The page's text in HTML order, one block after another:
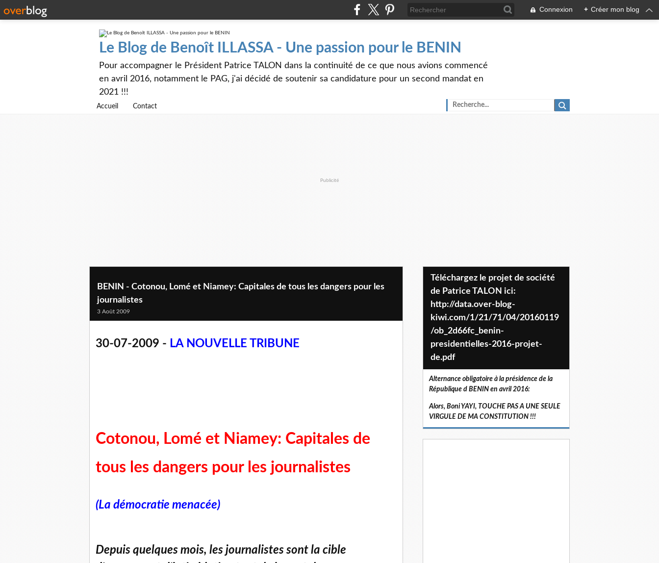
Connexion + Créer mon blog
Le Blog de Benoît ILLASSA - Une passion pour le BENIN
Pour accompagner le Président Patrice TALON dans la continuité de ce que nous avions commencé
en avril 2016, notamment le PAG, j'ai décidé de soutenir sa candidature pour un second mandat en
2021 !!!
Accueil Contact
Publicité
BENIN - Cotonou, Lomé et Niamey: Capitales de tous les dangers pour les
journalistes
3 Août 2009
30-07-2009 - LA NOUVELLE TRIBUNE
Cotonou, Lomé et Niamey: Capitales de
tous les dangers pour les journalistes
(La démocratie menacée)
Depuis quelques mois, les journalistes sont la cible
Téléchargez le projet de société
de Patrice TALON ici:
http://data.over-blog-
kiwi.com/1/21/71/04/20160119
/ob_2d66fc_benin-
presidentielles-2016-projet-
de.pdf
Alternance obligatoire à la présidence de la
République d BENIN en avril 2016:
Alors, Boni YAYI, TOUCHE PAS A UNE SEULE
VIRGULE DE MA CONSTITUTION !!!